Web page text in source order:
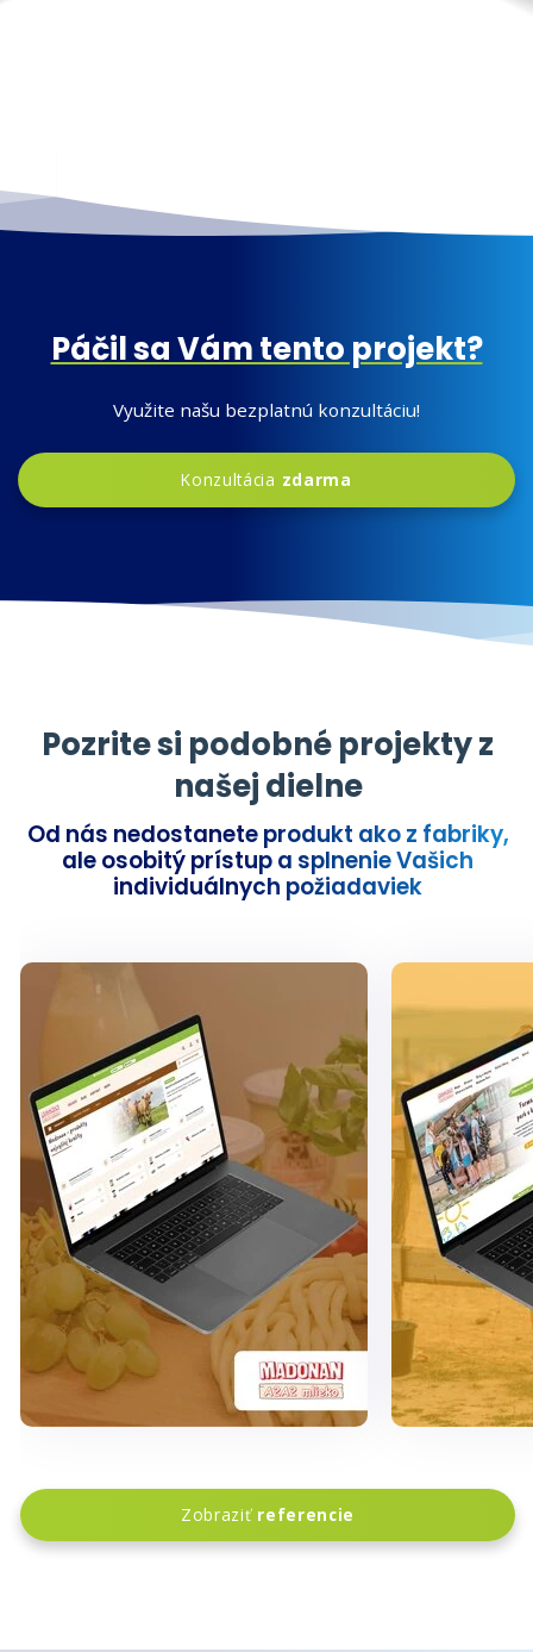
Páčil sa Vám tento projekt?
Využite našu bezplatnú konzultáciu!
Konzultácia zdarma
Pozrite si podobné projekty z
našej dielne
Od nás nedostanete produkt ako z fabriky,
ale osobitý prístup a splnenie Vašich
individuálnych požiadaviek
Zobraziť
Zobraziť referencie